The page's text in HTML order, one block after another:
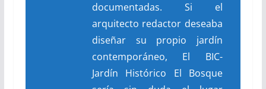
documentadas. Si el
arquitecto redactor deseaba
diseñar su propio jardín
contemporáneo, El BIC-
Jardín Histórico El Bosque